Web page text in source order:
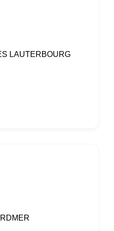
LAUTERBOURG